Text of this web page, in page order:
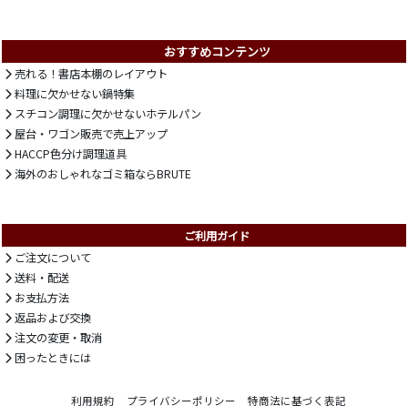
おすすめコンテンツ
売れる！書店本棚のレイアウト
料理に欠かせない鍋特集
スチコン調理に欠かせないホテルパン
屋台・ワゴン販売で売上アップ
HACCP色分け調理道具
海外のおしゃれなゴミ箱ならBRUTE
ご利用ガイド
ご注文について
送料・配送
お支払方法
返品および交換
注文の変更・取消
困ったときには
利用規約 プライバシーポリシー 特商法に基づく表記